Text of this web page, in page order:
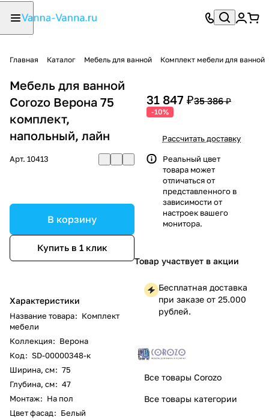
Главная Каталог Мебель для ванной Комплект мебели для ванной
Мебель для ванной
Corozo Верона 75
комплект,
напольный, лайн
Арт. 10413
В корзину
Купить в 1 клик
Характеристики
Название товара: Комплект
мебели
Коллекция: Верона
Код: SD-00000348-к
Ширина, см: 75
Глубина, см: 47
Монтаж: На пол
Цвет фасад: Белый
31 847 ₽35 386 ₽
-10%
Рассчитать доставку
Реальный цвет
товара может
отличаться от
представленного в
зависимости от
настроек вашего
монитора.
Товар участвует в акции
Бесплатная доставка
при заказе от 25.000
рублей.
Все товары Corozo
Все товары категории